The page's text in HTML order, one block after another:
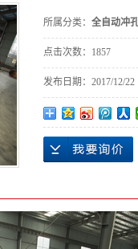
所属分类： 全自动冲
点击次数： 1857
发布日期： 2017/12/22